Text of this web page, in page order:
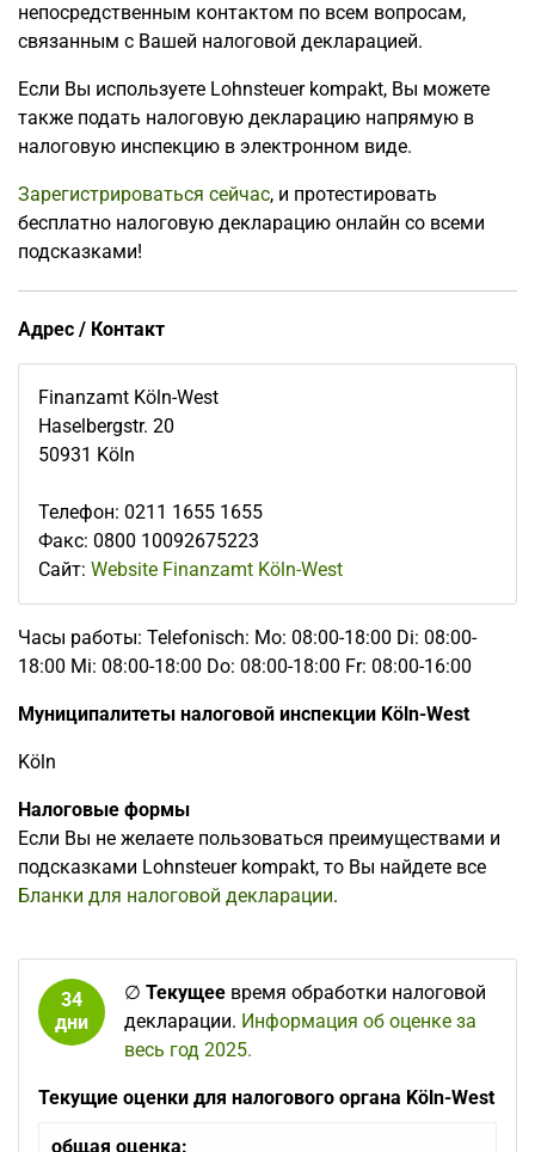
непосредственным контактом по всем вопросам,
связанным с Вашей налоговой декларацией.
Если Вы используете Lohnsteuer kompakt, Вы можете
также подать налоговую декларацию напрямую в
налоговую инспекцию в электронном виде.
Зарегистрироваться сейчас, и протестировать
бесплатно налоговую декларацию онлайн со всеми
подсказками!
Адрес / Контакт
Finanzamt Köln-West
Haselbergstr. 20
50931 Köln
Телефон: 0211 1655 1655
Факс: 0800 10092675223
Сайт: Website Finanzamt Köln-West
Часы работы: Telefonisch: Mo: 08:00-18:00 Di: 08:00-
18:00 Mi: 08:00-18:00 Do: 08:00-18:00 Fr: 08:00-16:00
Муниципалитеты налоговой инспекции Köln-West
Köln
Налоговые формы
Если Вы не желаете пользоваться преимуществами и
подсказками Lohnsteuer kompakt, то Вы найдете все
Бланки для налоговой декларации.
34
дни
∅ Текущее время обработки налоговой
декларации. Информация об оценке за
весь год 2025.
Текущие оценки для налогового органа Köln-West
общая оценка: